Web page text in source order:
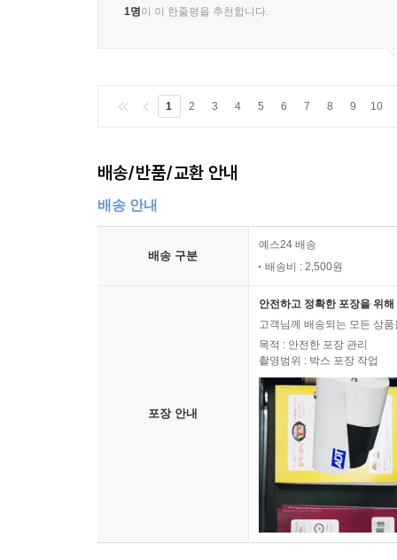
1명이 이 한줄평을 추천합니다.
1 2 3 4 5 6 7 8 9 10
배송/반품/교환 안내
배송 안내
배송 구분
예스24 배송
배송비 : 2,500원
포장 안내
안전하고 정확한 포장을 위
고객님께 배송되는 모든 상
목적 : 안전한 포장 관리
촬영범위 : 박스 포장 작업